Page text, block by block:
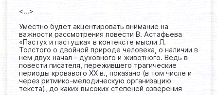
<...>
Уместно будет акцентировать внимание на
важности рассмотрения повести В. Астафьева
«Пастух и пастушка» в контексте мысли Л.
Толстого о двойной природе человека, о наличии в
нем двух начал – духовного и животного. Ведь в
повести писателя, пережившего трагические
периоды кровавого ХХ в., показано (в том числе и
через ритмико-мелодическую организацию
текста), до каких высоких степеней озверения